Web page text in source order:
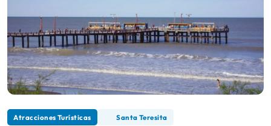
Atracciones Turísticas Santa Teresita